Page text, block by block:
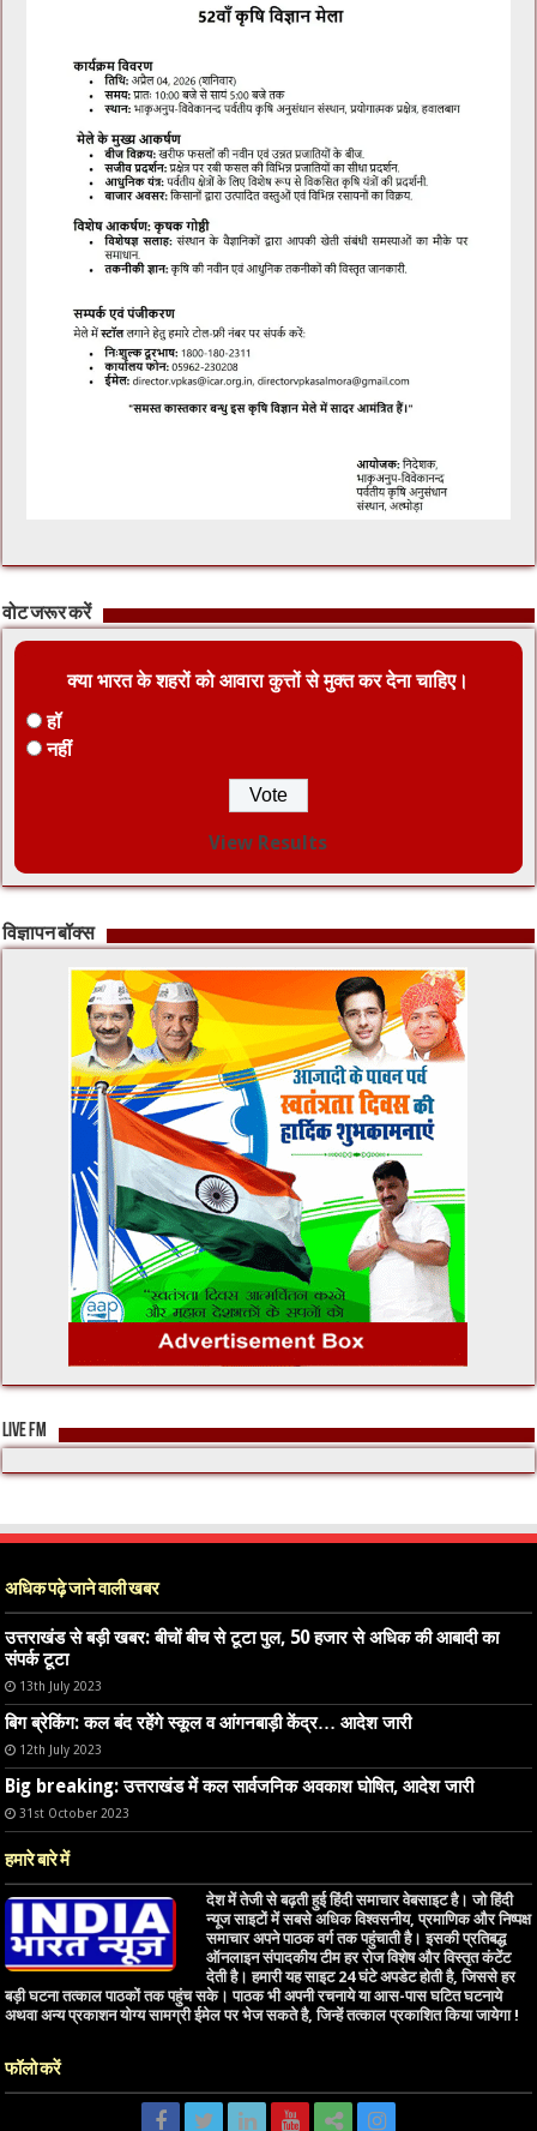
वोट जरूर करें
क्या भारत के शहरों को आवारा कुत्तों से मुक्त कर देना चाहिए।
हॉ
नहीं
View Results
विज्ञापन बॉक्स
LIVE FM
अधिक पढ़े जाने वाली खबर
उत्तराखंड से बड़ी खबर: बीचों बीच से टूटा पुल, 50 हजार से अधिक की आबादी का
संपर्क टूटा
13th July 2023
बिग ब्रेकिंग: कल बंद रहेंगे स्कूल व आंगनबाड़ी केंद्र… आदेश जारी
12th July 2023
Big breaking: उत्तराखंड में कल सार्वजनिक अवकाश घोषित, आदेश जारी
31st October 2023
हमारे बारे में
देश में तेजी से बढ़ती हुई हिंदी समाचार वेबसाइट है। जो हिंदी
न्यूज साइटों में सबसे अधिक विश्वसनीय, प्रमाणिक और निष्पक्ष
समाचार अपने पाठक वर्ग तक पहुंचाती है। इसकी प्रतिबद्ध
ऑनलाइन संपादकीय टीम हर रोज विशेष और विस्तृत कंटेंट
देती है। हमारी यह साइट 24 घंटे अपडेट होती है, जिससे हर
बड़ी घटना तत्काल पाठकों तक पहुंच सके। पाठक भी अपनी रचनाये या आस-पास घटित घटनाये
अथवा अन्य प्रकाशन योग्य सामग्री ईमेल पर भेज सकते है, जिन्हें तत्काल प्रकाशित किया जायेगा !
फॉलो करें